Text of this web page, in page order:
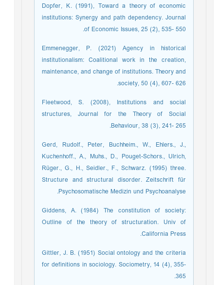
Dopfer, K. (1991), Toward a theory of economic
institutions: Synergy and path dependency. Journal
of Economic Issues, 25 (2), 535- 550. ‏
Emmenegger, P. (2021) Agency in historical
institutionalism: Coalitional work in the creation,
maintenance, and change of institutions. Theory and
society, 50 (4), 607- 626. ‏
Fleetwood, S. (2008), Institutions and social
structures, Journal for the Theory of Social
Behaviour, 38 (3), 241- 265.
Gerd, Rudolf., Peter, Buchheim., W., Ehlers., J.,
Kuchenhoff., A., Muhs., D., Pouget-Schors., Ulrich,
Rüger., G., H., Seidler., F., Schwarz. (1995) three.
Structure and structural disorder. Zeitschrift für
Psychosomatische Medizin und Psychoanalyse.
Giddens, A. (1984) The constitution of society:
Outline of the theory of structuration. Univ of
California Press. ‏
Gittler, J. B. (1951) Social ontology and the criteria
for definitions in sociology. Sociometry, 14 (4), 355-
365. ‏